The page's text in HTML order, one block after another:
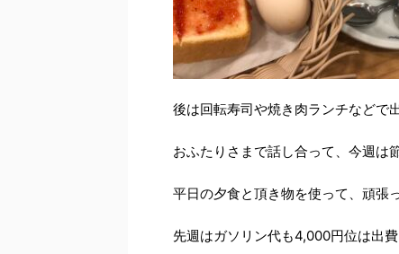
後は回転寿司や焼き肉ランチなどで
おふたりさまで話し合って、今週は
平日の夕食と頂き物を使って、頑張
先週はガソリン代も4,000円位は出費